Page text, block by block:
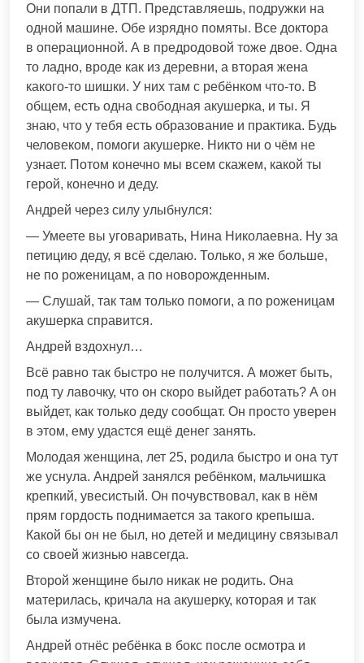
Они попали в ДТП. Представляешь, подружки на
одной машине. Обе изрядно помяты. Все доктора
в операционной. А в предродовой тоже двое. Одна
то ладно, вроде как из деревни, а вторая жена
какого-то шишки. У них там с ребёнком что-то. В
общем, есть одна свободная акушерка, и ты. Я
знаю, что у тебя есть образование и практика. Будь
человеком, помоги акушерке. Никто ни о чём не
узнает. Потом конечно мы всем скажем, какой ты
герой, конечно и деду.
Андрей через силу улыбнулся:
— Умеете вы уговаривать, Нина Николаевна. Ну за
петицию деду, я всё сделаю. Только, я же больше,
не по роженицам, а по новорожденным.
— Слушай, так там только помоги, а по роженицам
акушерка справится.
Андрей вздохнул…
Всё равно так быстро не получится. А может быть,
под ту лавочку, что он скоро выйдет работать? А он
выйдет, как только деду сообщат. Он просто уверен
в этом, ему удастся ещё денег занять.
Молодая женщина, лет 25, родила быстро и она тут
же уснула. Андрей занялся ребёнком, мальчишка
крепкий, увесистый. Он почувствовал, как в нём
прям гордость поднимается за такого крепыша.
Какой бы он не был, но детей и медицину связывал
со своей жизнью навсегда.
Второй женщине было никак не родить. Она
материлась, кричала на акушерку, которая и так
была измучена.
Андрей отнёс ребёнка в бокс после осмотра и